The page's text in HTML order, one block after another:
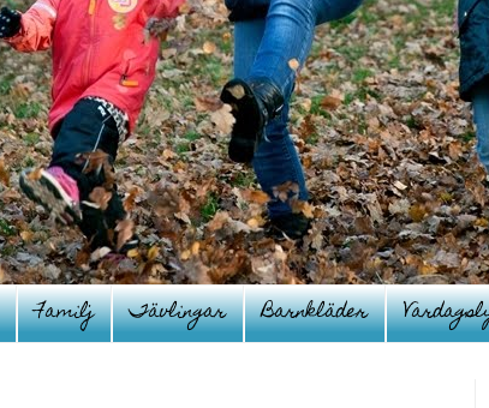
Familj Tävlingar Barnkläder